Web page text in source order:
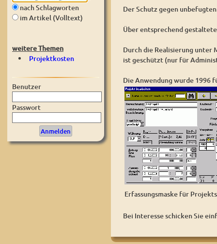
nach Schlagworten
im Artikel (Volltext)
weitere Themen
Projektkosten
Benutzer
Passwort
Der Schutz gegen
Über entsprechend
Durch die Realisierung unter
ist geschützt (nur für
Die Anwendung wurde 1996
Erfassungsmaske für
Bei Interesse schicken Sie